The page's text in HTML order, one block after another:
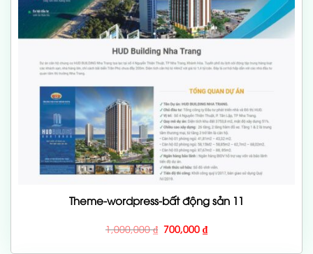
Theme-wordpress-bất động sản 11
1,000,000₫ Giá
gốc
700,000₫Giá
hiện